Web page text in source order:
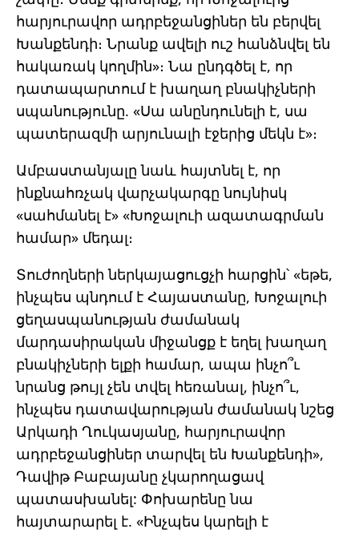
հարյուրավոր ադրբեջանցիներ են բերվել
Խանքենդի։ Նրանք ավելի ուշ հանձնվել են
հակառակ կողմին»։ Նա ընդգծել է, որ
դատապարտում է խաղաղ բնակիչների
սպանությունը. «Սա անընդունելի է, սա
պատերազմի արյունալի էջերից մեկն է»։
Ամբաստանյալը նաև հայտնել է, որ
ինքնահռչակ վարչակարգը նույնիսկ
«սահմանել է» «Խոջալուի ազատագրման
համար» մեդալ։
Տուժողների ներկայացուցչի հարցին՝ «եթե,
ինչպես պնդում է Հայաստանը, Խոջալուի
ցեղասպանության ժամանակ
մարդասիրական միջանցք է եղել խաղաղ
բնակիչների ելքի համար, ապա ինչո՞ւ
նրանց թույլ չեն տվել հեռանալ, ինչո՞ւ,
ինչպես դատավարության ժամանակ նշեց
Արկադի Ղուկասյանը, հարյուրավոր
ադրբեջանցիներ տարվել են Խանքենդի»,
Դավիթ Բաբայանը չկարողացավ
պատասխանել: Փոխարենը նա
հայտարարել է. «Ինչպես կարելի է